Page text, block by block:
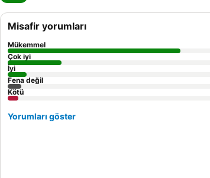
Misafir yorumları
Mükemmel
Çok iyi
İyi
Fena değil
Kötü
Yorumları göster